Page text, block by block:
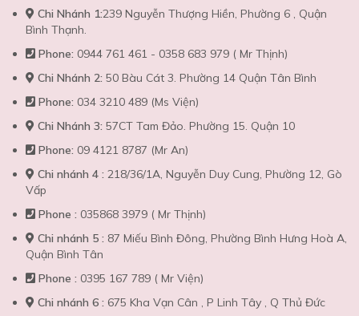
Chi Nhánh 1:239 Nguyễn Thượng Hiền, Phường 6 , Quận
Bình Thạnh.
Phone: 0944 761 461 - 0358 683 979 ( Mr Thịnh)
Chi Nhánh 2: 50 Bàu Cát 3. Phường 14 Quận Tân Bình
Phone: 034 3210 489 (Ms Viện)
Chi Nhánh 3: 57CT Tam Đảo. Phường 15. Quận 10
Phone: 09 4121 8787 (Mr An)
Chi nhánh 4 : 218/36/1A, Nguyễn Duy Cung, Phường 12, Gò
Vấp
Phone : 035868 3979 ( Mr Thịnh)
Chi nhánh 5 : 87 Miếu Bình Đông, Phường Bình Hưng Hoà A,
Quận Bình Tân
Phone : 0395 167 789 ( Mr Viện)
Chi nhánh 6 : 675 Kha Vạn Cân , P Linh Tây , Q Thủ Đức